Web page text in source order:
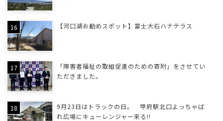
【河口湖お勧めスポット】富士大石ハナテラス
「障害者福祉の取組促進のための寄附」をさせてい
ただきました。
9月23日はトラックの日。 甲府駅北口よっちゃば
れ広場にキューレンジャー来る!!